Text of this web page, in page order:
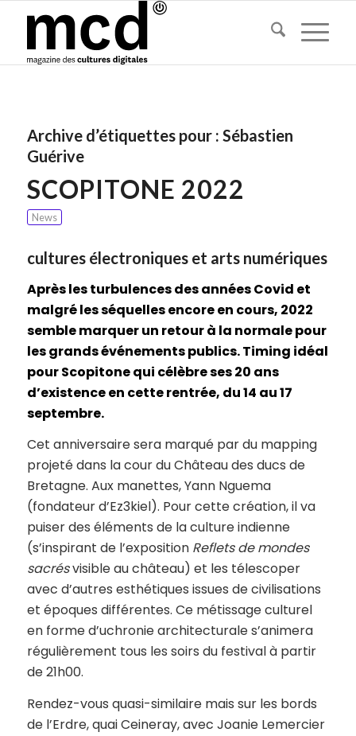
Archive d’étiquettes pour : Sébastien
Guérive
SCOPITONE 2022
News
cultures électroniques et arts numériques
Après les turbulences des années Covid et
malgré les séquelles encore en cours, 2022
semble marquer un retour à la normale pour
les grands événements publics. Timing idéal
pour Scopitone qui célèbre ses 20 ans
d’existence en cette rentrée, du 14 au 17
septembre.
Cet anniversaire sera marqué par du mapping
projeté dans la cour du Château des ducs de
Bretagne. Aux manettes, Yann Nguema
(fondateur d’Ez3kiel). Pour cette création, il va
puiser des éléments de la culture indienne
(s’inspirant de l’exposition Reflets de mondes
sacrésvisible au château) et les télescoper
avec d’autres esthétiques issues de civilisations
et époques différentes. Ce métissage culturel
en forme d’uchronie architecturale s’animera
régulièrement tous les soirs du festival à partir
de 21h00.
Rendez-vous quasi-similaire mais sur les bords
de l’Erdre, quai Ceineray, avec Joanie Lemercier